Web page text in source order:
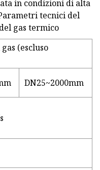
in condizioni di alta
tecnici del
gas termico
(escluso
DN25~2000mm